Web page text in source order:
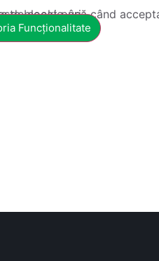
categoria corespunzătoare de cookie-uri.
Funcționalitate